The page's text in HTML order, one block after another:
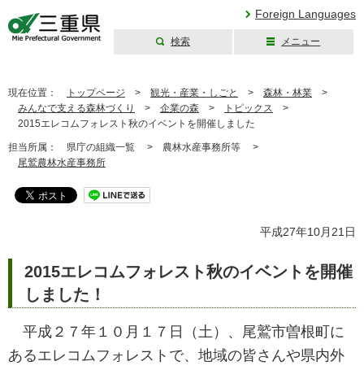
Foreign Languages
検索 メニュー
現在位置： トップページ > 観光・産業・しごと > 森林・林業 >
みんなで支える森林づくり
> 企業の森 > トピックス >
2015エレコムフォレスト秋のイベントを開催しました
担当所属： 県庁の組織一覧 > 農林水産事務所等 >
尾鷲農林水産事務所
平成27年10月21日
2015エレコムフォレスト秋のイベントを開催
しました！
平成２７年１０月１７日（土）、尾鷲市曽根町に
あるエレコムフォレストで、地域の皆さんや県内外